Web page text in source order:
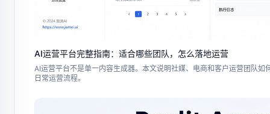
AI运营平台完整指南：适合哪些团队，怎么落地运营
AI运营平台不是单一内容生成器。本文说明社媒、电商和客户运营团队
日常运营流程。